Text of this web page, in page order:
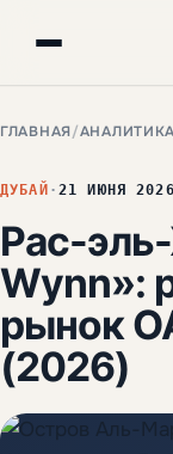
ГЛАВНАЯ/АНАЛИТИКА
ДУБАЙ · 21 ИЮНЯ
Рас-
Wynn»:
рынок
(2026)